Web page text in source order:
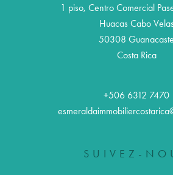
1 piso, Centro Comercial
Huacas Cabo
50308 Guanacaste
Costa Rica
+506 6312 7470
SUIVEZ-